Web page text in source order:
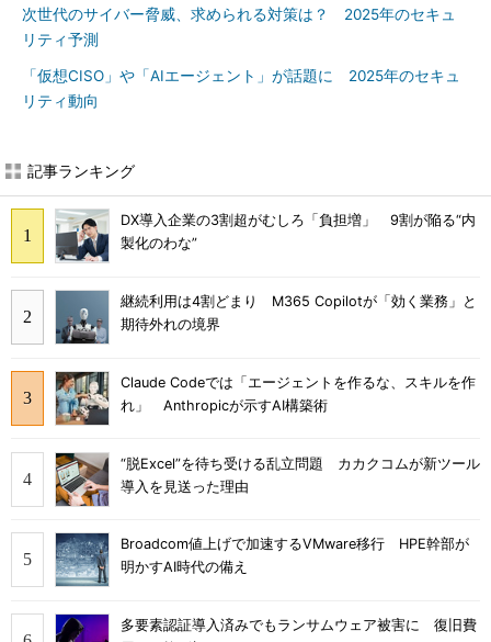
次世代のサイバー脅威、求められる対策は？ 2025年のセキュ
リティ予測
「仮想CISO」や「AIエージェント」が話題に 2025年のセキュ
リティ動向
記事ランキング
DX導入企業の3割超がむしろ「負担増」 9割が陥る“内
製化のわな”
継続利用は4割どまり M365 Copilotが「効く業務」と
期待外れの境界
Claude Codeでは「エージェントを作るな、スキルを作
れ」 Anthropicが示すAI構築術
“脱Excel”を待ち受ける乱立問題 カカクコムが新ツール
導入を見送った理由
Broadcom値上げで加速するVMware移行 HPE幹部が
明かすAI時代の備え
多要素認証導入済みでもランサムウェア被害に 復旧費